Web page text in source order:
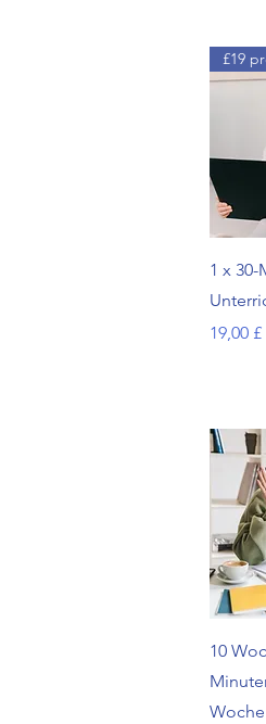
1 x
Preis
19,00 £
10
Woche